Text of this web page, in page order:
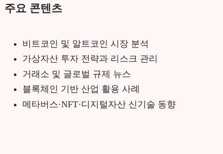
주요 콘텐츠
비트코인 및 알트코인 시장 분석
가상자산 투자 전략과 리스크 관리
거래소 및 글로벌 규제 뉴스
블록체인 기반 산업 활용 사례
메타버스·NFT·디지털자산 신기술 동향